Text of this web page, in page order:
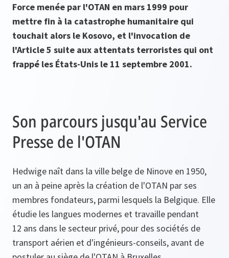
Force menée par l'OTAN en mars 1999 pour
mettre fin à la catastrophe humanitaire qui
touchait alors le Kosovo, et l'invocation de
l'Article 5 suite aux attentats terroristes qui ont
frappé les États-Unis le 11 septembre 2001.
Son parcours jusqu'au Service
Presse de l'OTAN
Hedwige naît dans la ville belge de Ninove en 1950,
un an à peine après la création de l'OTAN par ses
membres fondateurs, parmi lesquels la Belgique. Elle
étudie les langues modernes et travaille pendant
12 ans dans le secteur privé, pour des sociétés de
transport aérien et d'ingénieurs-conseils, avant de